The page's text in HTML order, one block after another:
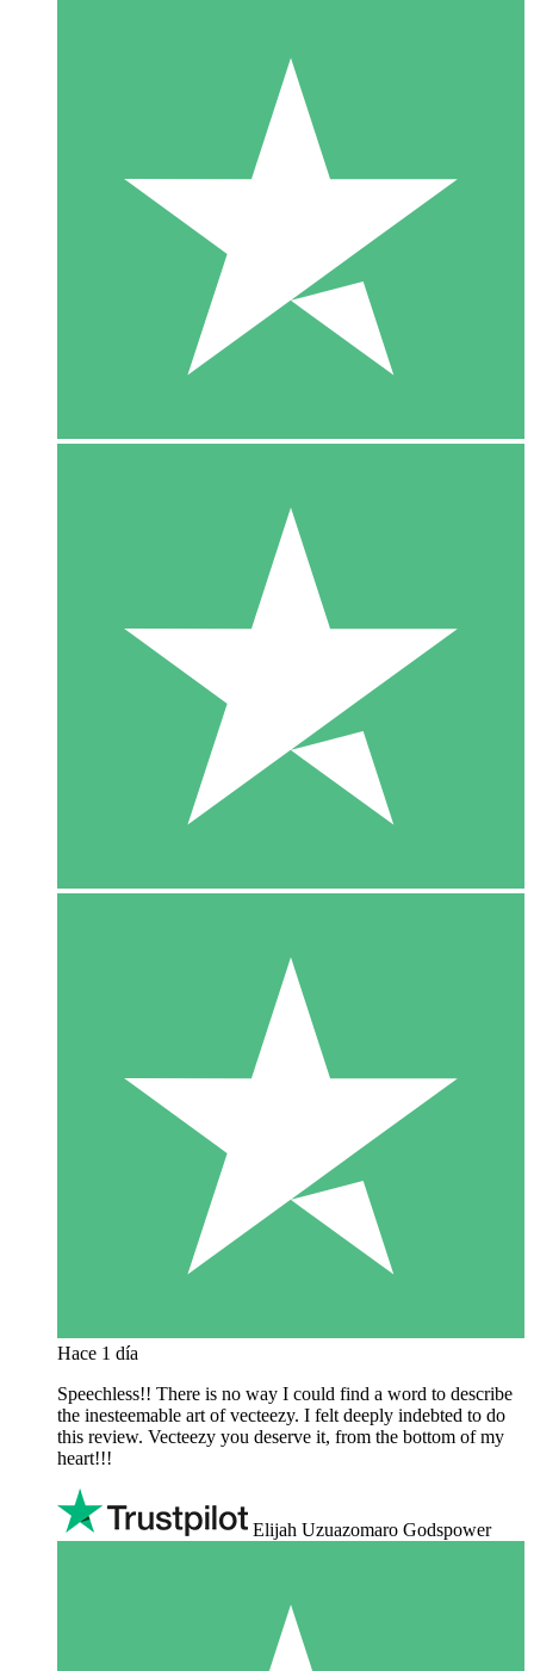
Hace 1 día
Speechless!! There is no way I could find a word to describe
the inesteemable art of vecteezy. I felt deeply indebted to do
this review. Vecteezy you deserve it, from the bottom of my
heart!!!
Elijah Uzuazomaro Godspower